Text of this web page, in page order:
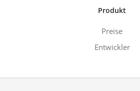
Produkt
Preise
Entwickler